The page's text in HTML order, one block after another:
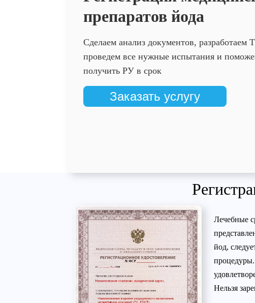
препаратов йода
Сделаем анализ документов, разработаем
проведем все нужные испытания и
получить РУ в срок
Заказать услугу
Лечебные
йод,
процедуры.
Нельзя